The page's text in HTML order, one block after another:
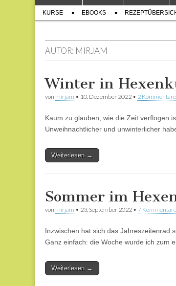
menu
content
Sub
menu
KURSE EBOOKS
AUTOR: MIRJAM
Winter in
von mirjam • 10. Dezember 2022 • 2 Kommentare
Kaum zu glauben, wie die Zeit verflogen
Unweihnachtlicher und unwinterlicher
Weiterlesen →
Sommer im
von mirjam • 23. September 2022 • 7 Kommentare
Inzwischen hat sich das Jahreszeitenrad
Ganz einfach: die Woche wurde ich zum
Weiterlesen →